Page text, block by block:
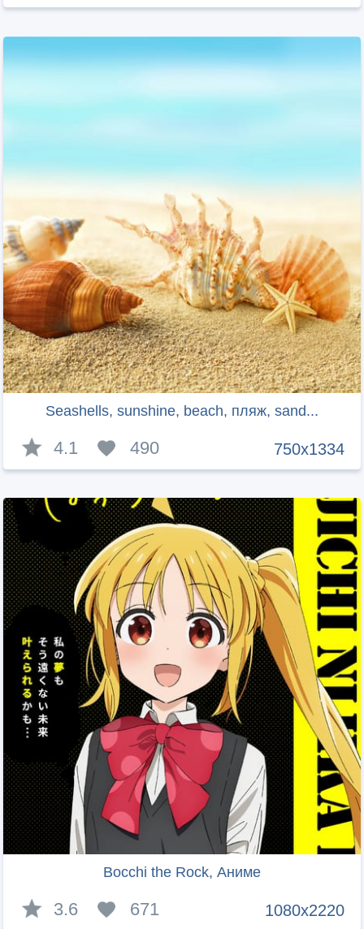
Seashells, sunshine, beach, пляж, sand...
750x1334
4.1 490
Bocchi the Rock, Аниме
1080x2220
3.6 671